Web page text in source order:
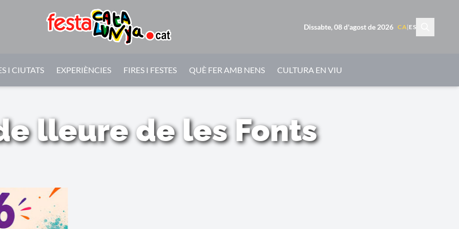
Dissabte, 08 d'agost de 2026 CA| ES
I CIUTATS EXPERIÈNCIES FIRES I FESTES QUÈ FER AMB NENS CULTURA EN VIU
lleure de les Fonts